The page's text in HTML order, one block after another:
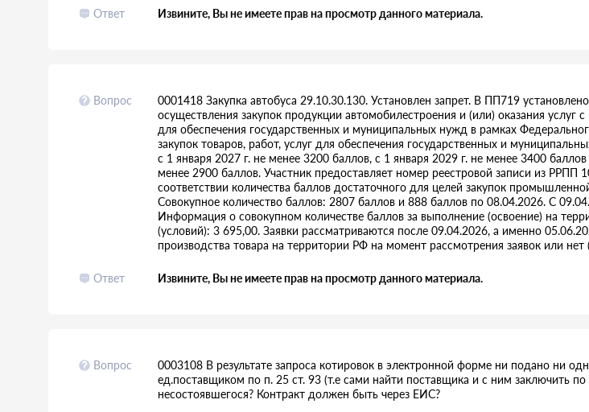
Ответ Извините, Вы не имеете прав на просмотр данного материала.
Вопрос
0001418 Закупка автобуса 29.10.30.130. Установлен запрет. В ПП719
осуществления закупок продукции автомобилестроения и (или) оказания услуг
для обеспечения государственных и муниципальных нужд в рамках
закупок товаров, работ, услуг для обеспечения государственных и
с 1 января 2027 г. не менее 3200 баллов, с 1 января 2029 г. не менее 3400
менее 2900 баллов. Участник предоставляет номер реестровой записи из
соответствии количества баллов достаточного для целей закупок
Совокупное количество баллов: 2807 баллов и 888 баллов по 08.04.2026. С
Информация о совокупном количестве баллов за выполнение (освоение) на
(условий): 3 695,00. Заявки рассматриваются после 09.04.2026, а именно
производства товара на территории РФ на момент рассмотрения заявок или
Ответ Извините, Вы не имеете прав на просмотр данного материала.
Вопрос
0003108 В результате запроса котировок в электронной форме ни подано ни
ед.поставщиком по п. 25 ст. 93 (т.е сами найти поставщика и с ним заключить
несостоявшегося? Контракт должен быть через ЕИС?